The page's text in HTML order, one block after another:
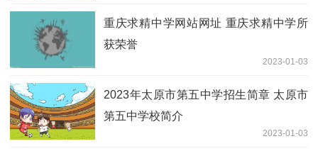
重庆求精中学网站网址 重庆求精中学所
获荣誉
2023-01-03
2023年太原市第五中学招生简章 太原市
第五中学校简介
2023-01-03